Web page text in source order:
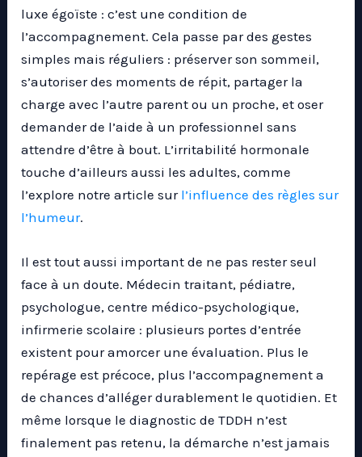
luxe égoïste : c’est une condition de
l’accompagnement. Cela passe par des gestes
simples mais réguliers : préserver son sommeil,
s’autoriser des moments de répit, partager la
charge avec l’autre parent ou un proche, et oser
demander de l’aide à un professionnel sans
attendre d’être à bout. L’irritabilité hormonale
touche d’ailleurs aussi les adultes, comme
l’explore notre article sur l’influence des règles sur
l’humeur.
Il est tout aussi important de ne pas rester seul
face à un doute. Médecin traitant, pédiatre,
psychologue, centre médico-psychologique,
infirmerie scolaire : plusieurs portes d’entrée
existent pour amorcer une évaluation. Plus le
repérage est précoce, plus l’accompagnement a
de chances d’alléger durablement le quotidien. Et
même lorsque le diagnostic de TDDH n’est
finalement pas retenu, la démarche n’est jamais